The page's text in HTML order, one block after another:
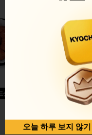
글윙
반
오늘 하루 보지 않기